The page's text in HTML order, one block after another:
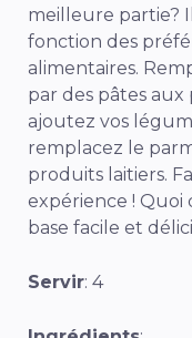
meilleure partie?
fonction des
alimentaires.
par des pâtes aux
ajoutez vos
remplacez le
produits laitiers.
expérience ! Quoi
base facile et
Servir: 4